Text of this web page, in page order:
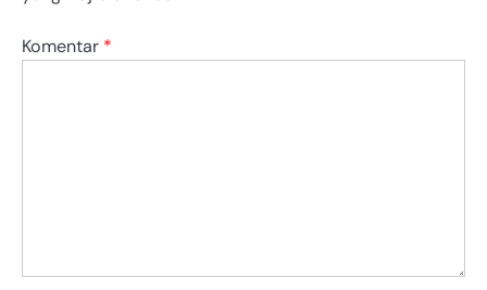
Komentar *